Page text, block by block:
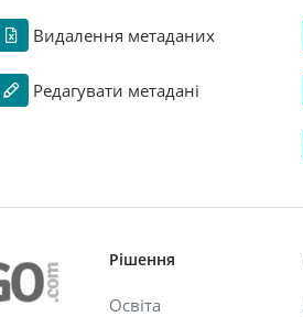
Видалення метаданих
Редагувати метадані
Рішення
Освіта